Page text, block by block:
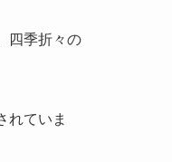
四季折々の
れていま